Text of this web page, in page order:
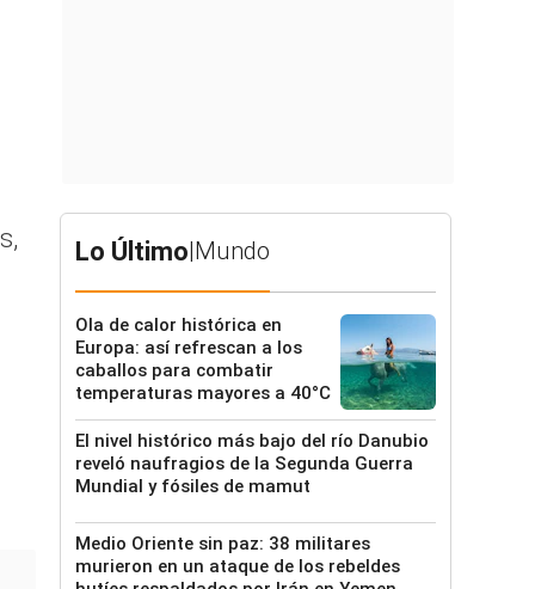
Lo Último|Mundo
Ola de calor histórica en
Europa: así refrescan a los
caballos para combatir
temperaturas mayores a 40°C
El nivel histórico más bajo del río Danubio
reveló naufragios de la Segunda Guerra
Mundial y fósiles de mamut
Medio Oriente sin paz: 38 militares
murieron en un ataque de los rebeldes